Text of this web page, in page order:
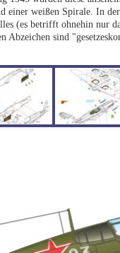
einer weißen Spirale. In
(es betrifft ohnehin nur
sind